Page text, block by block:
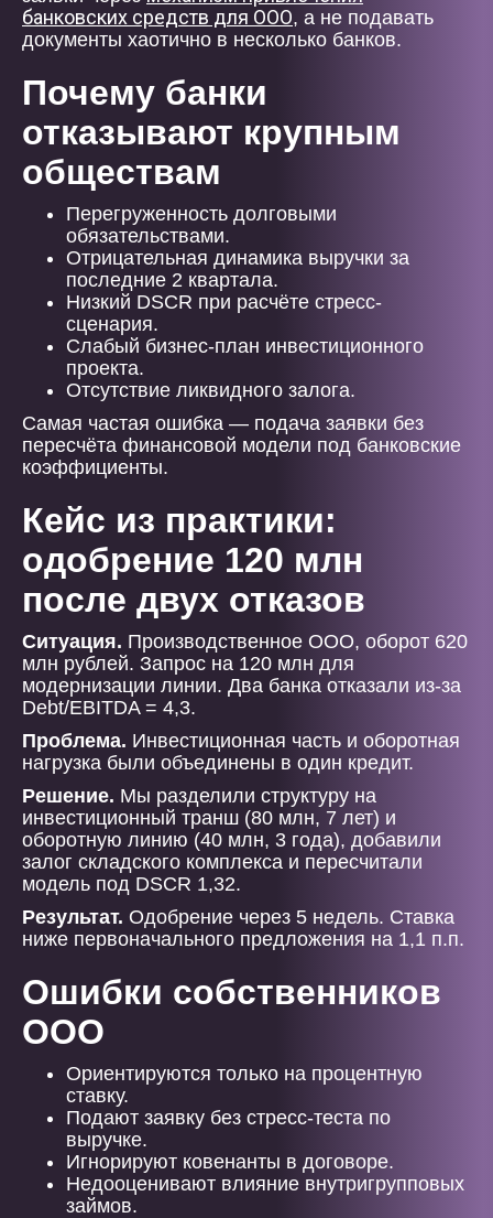
банковских средств для ООО, а не подавать
документы хаотично в несколько банков.
Почему банки
отказывают крупным
обществам
Перегруженность долговыми
обязательствами.
Отрицательная динамика выручки за
последние 2 квартала.
Низкий DSCR при расчёте стресс-
сценария.
Слабый бизнес-план инвестиционного
проекта.
Отсутствие ликвидного залога.
Самая частая ошибка — подача заявки без
пересчёта финансовой модели под банковские
коэффициенты.
Кейс из практики:
одобрение 120 млн
после двух отказов
Ситуация. Производственное ООО, оборот 620
млн рублей. Запрос на 120 млн для
модернизации линии. Два банка отказали из-за
Debt/EBITDA = 4,3.
Проблема. Инвестиционная часть и оборотная
нагрузка были объединены в один кредит.
Решение. Мы разделили структуру на
инвестиционный транш (80 млн, 7 лет) и
оборотную линию (40 млн, 3 года), добавили
залог складского комплекса и пересчитали
модель под DSCR 1,32.
Результат. Одобрение через 5 недель. Ставка
ниже первоначального предложения на 1,1 п.п.
Ошибки собственников
ООО
Ориентируются только на процентную
ставку.
Подают заявку без стресс-теста по
выручке.
Игнорируют ковенанты в договоре.
Недооценивают влияние внутригрупповых
займов.